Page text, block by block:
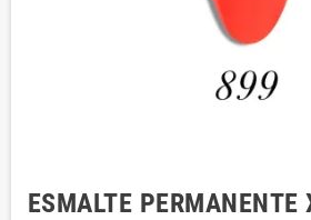
ESMALTE PERMANENTE